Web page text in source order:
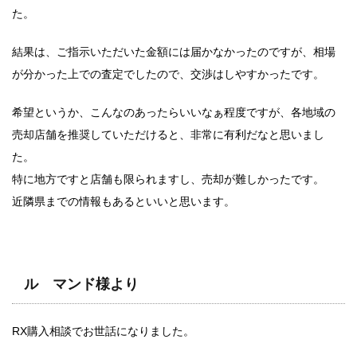
た。
結果は、ご指示いただいた金額には届かなかったのですが、相場
が分かった上での査定でしたので、交渉はしやすかったです。
希望というか、こんなのあったらいいなぁ程度ですが、各地域の
売却店舗を推奨していただけると、非常に有利だなと思いまし
た。
特に地方ですと店舗も限られますし、売却が難しかったです。
近隣県までの情報もあるといいと思います。
ル マンド様より
RX購入相談でお世話になりました。